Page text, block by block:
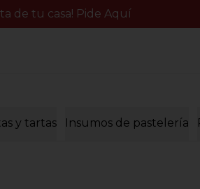
de tu casa! Pide Aquí
y tartas Insumos de pastelería